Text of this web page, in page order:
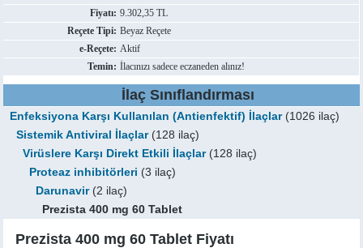
Fiyatı: 9.302,35 TL
Reçete Tipi: Beyaz Reçete
e-Reçete: Aktif
Temin: İlacınızı sadece eczaneden alınız!
İlaç Sınıflandırması
Enfeksiyona Karşı Kullanılan (Antienfektif) İlaçlar(1026 ilaç)
Sistemik Antiviral İlaçlar(128 ilaç)
Virüslere Karşı Direkt Etkili İlaçlar(128 ilaç)
Proteaz inhibitörleri (3 ilaç)
Darunavir(2 ilaç)
Prezista 400 mg 60 Tablet
Prezista 400 mg 60 Tablet Fiyatı